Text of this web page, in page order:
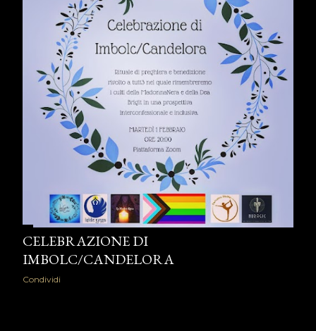
CELEBRAZIONE DI
IMBOLC/CANDELORA
Condividi